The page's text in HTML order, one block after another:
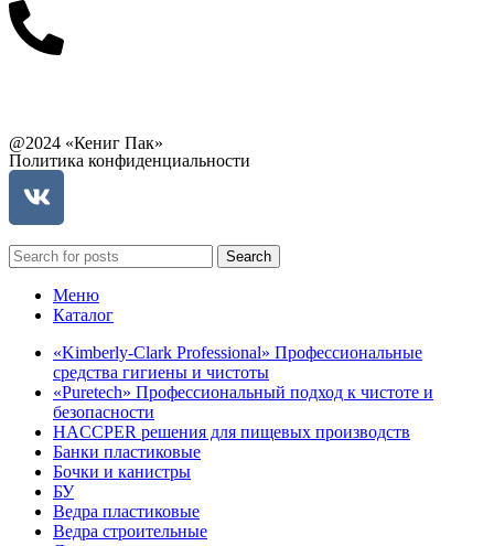
@2024 «Кениг Пак»
Политика конфиденциальности
Search
Меню
Каталог
«Kimberly-Clark Professional» Профессиональные
средства гигиены и чистоты
«Puretech» Профессиональный подход к чистоте и
безопасности
HACCPER решения для пищевых производств
Банки пластиковые
Бочки и канистры
БУ
Ведра пластиковые
Ведра строительные